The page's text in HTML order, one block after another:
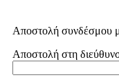
Αποστολή συνδέσμου
Αποστολή στη